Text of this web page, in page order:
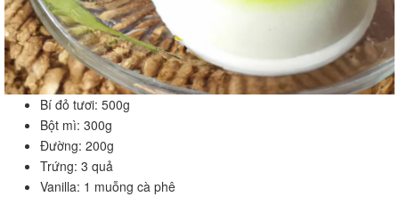
Bí đỏ tươi: 500g
Bột mì: 300g
Đường: 200g
Trứng: 3 quả
Vanilla: 1 muỗng cà phê